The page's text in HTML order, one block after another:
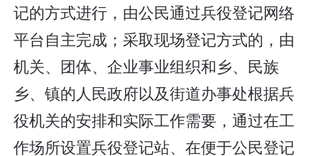
记的方式进行，由公民通过兵役登记网络
平台自主完成；采取现场登记方式的，由
机关、团体、企业事业组织和乡、民族
乡、镇的人民政府以及街道办事处根据兵
役机关的安排和实际工作需要，通过在工
作场所设置兵役登记站、在便于公民登记